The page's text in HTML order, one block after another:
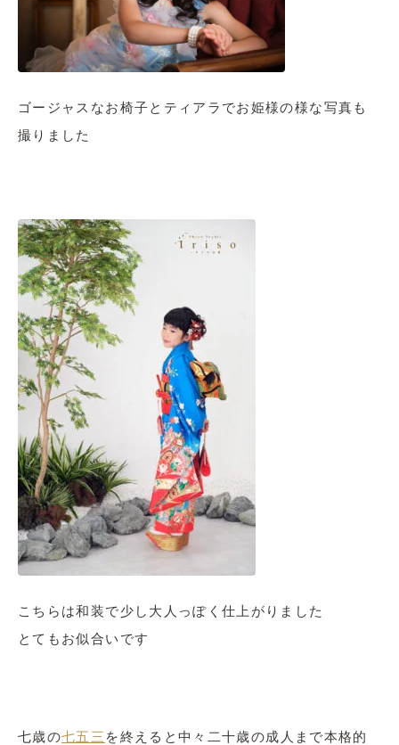
ゴージャスなお椅子とティアラでお姫様の様な写真も
撮りました
こちらは和装で少し大人っぽく仕上がりました
とてもお似合いです
七歳の七五三 を終えると中々二十歳の成人まで本格的